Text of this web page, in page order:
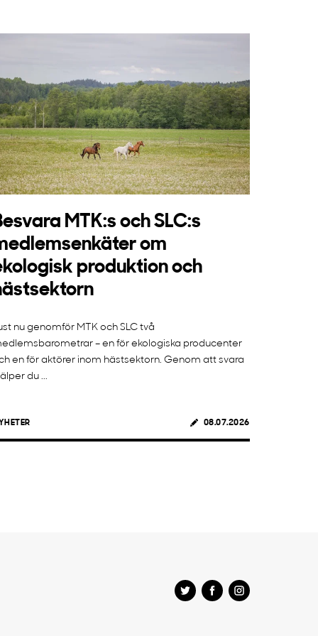
MTK:s och SLC:s
om
produktion och
nu genomför MTK och SLC två
– en för ekologiska producenter
en för aktörer inom hästsektorn. Genom att svara
du ...
08.07.2026